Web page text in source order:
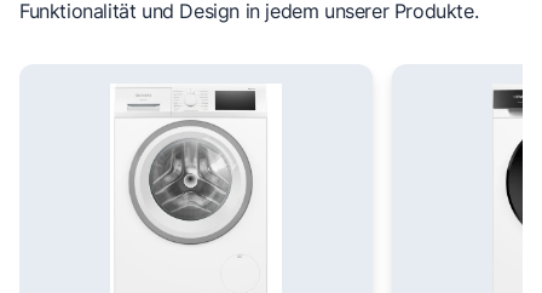
Funktionalität und Design in jedem unserer Produkte.